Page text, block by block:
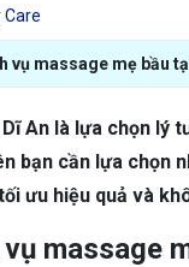
Care
vụ massage mẹ bầu
An là lựa chọn lý
bạn cần lựa chọn
ưu hiệu quả và
massage